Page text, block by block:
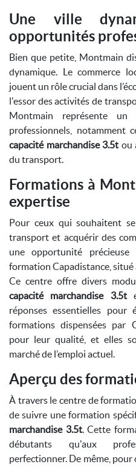
Une ville
opportunités
Bien que petite, Montmain
dynamique. Le commerce
jouent un rôle crucial dans
l'essor des activités de
Montmain représente
professionnels, notamment
capacité marchandise 3.5t ou
du transport.
Formations à
expertise
Pour ceux qui souhaitent
transport et acquérir des
une opportunité
formation Capadistance,
Ce centre offre divers
capacité marchandise 3.5t
réponses essentielles pour
formations dispensées par
pour leur qualité, et elles
marché de l’emploi actuel.
Aperçu des
À travers le centre de
de suivre une formation
marchandise 3.5t. Cette
débutants qu'aux
perfectionner. De même,